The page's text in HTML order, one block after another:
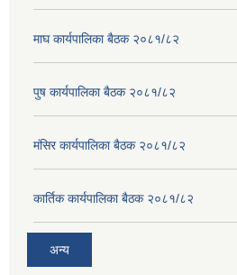
माघ कार्यपालिका बैठक २०८१/८२
पुष कार्यपालिका बैठक २०८१/८२
मंसिर कार्यपालिका बैठक २०८१/८२
कार्तिक कार्यपालिका बैठक २०८१/८२
अन्य